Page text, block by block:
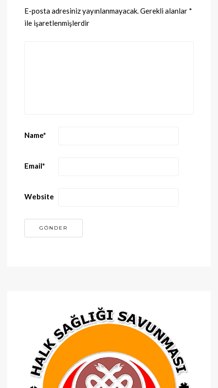
E-posta adresiniz yayınlanmayacak.Gerekli alanlar *
ile işaretlenmişlerdir
Name*
Email*
Website